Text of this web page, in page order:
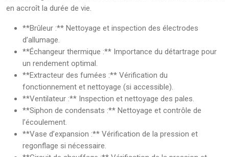
en accroît la durée de vie.
**Brûleur :** Nettoyage et inspection des électrodes
d’allumage.
**Échangeur thermique :** Importance du détartrage pour
un rendement optimal.
**Extracteur des fumées :** Vérification du
fonctionnement et nettoyage (si accessible).
**Ventilateur :** Inspection et nettoyage des pales.
**Siphon de condensats :** Nettoyage et contrôle de
l’écoulement.
**Vase d’expansion :** Vérification de la pression et
regonflage si nécessaire.